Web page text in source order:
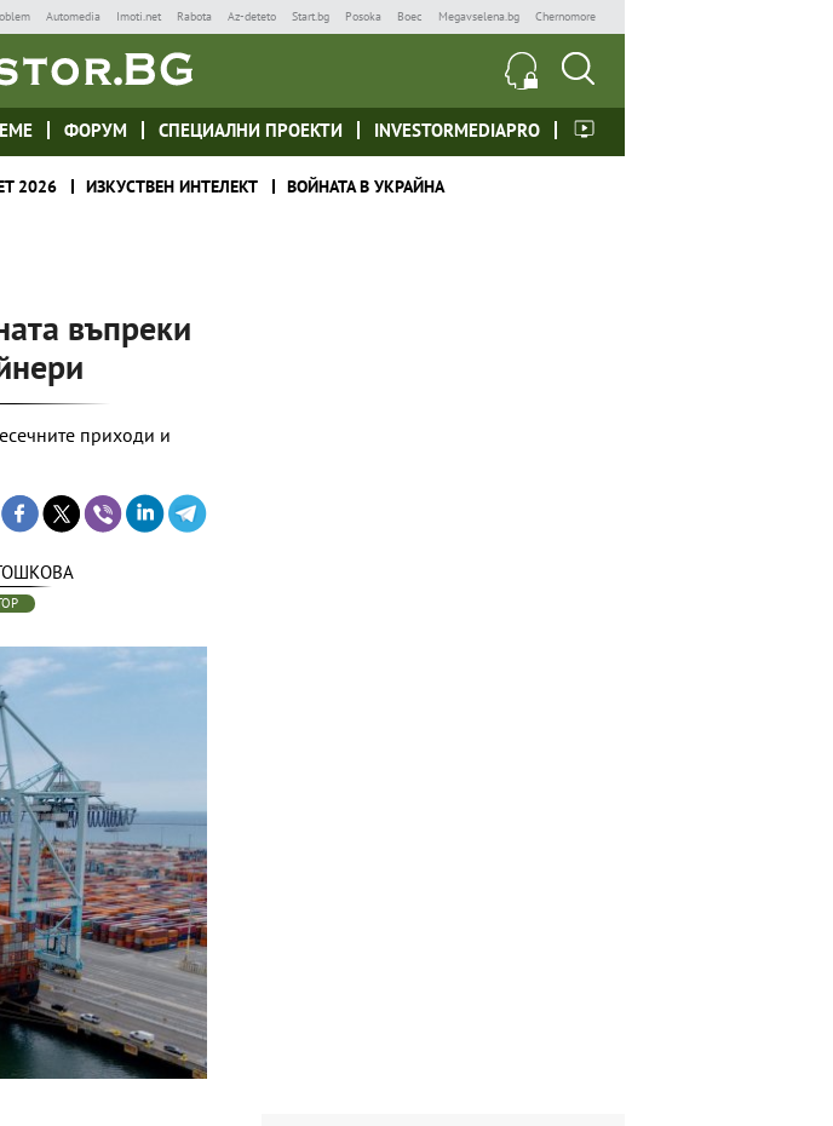
Automedia Imoti.net Rabota Az-deteto Start.bg Posoka Boec Megavselena.bg Chernomore
ФОРУМ СПЕЦИАЛНИ ПРОЕКТИ INVESTORMEDIAPRO
2026 ИЗКУСТВЕН ИНТЕЛЕКТ ВОЙНАТА В УКРАЙНА
въпреки
приходи и